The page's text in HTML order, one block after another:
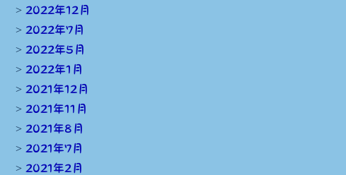
2022年12月
2022年7月
2022年5月
2022年1月
2021年12月
2021年11月
2021年8月
2021年7月
2021年2月